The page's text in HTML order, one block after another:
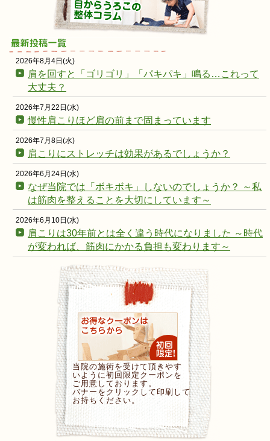
2026年8月4日(火)
肩を回すと「ゴリゴリ」「パキパキ」鳴る…これって
大丈夫？
2026年7月22日(水)
慢性肩こりほど肩の前まで固まっています
2026年7月8日(水)
肩こりにストレッチは効果があるでしょうか？
2026年6月24日(水)
なぜ当院では「ボキボキ」しないのでしょうか？ ～私
は筋肉を整えることを大切にしています～
2026年6月10日(水)
肩こりは30年前とは全く違う時代になりました ～時代
が変われば、筋肉にかかる負担も変わります～
当院の施術を受けて頂きやす
いように初回限定クーポンを
ご用意しております。
バナーをクリックして印刷して
お持ちください。